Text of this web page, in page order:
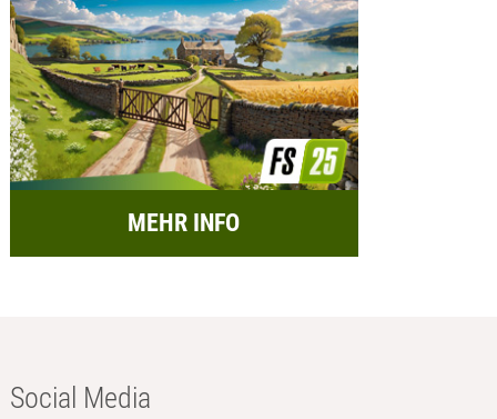
MEHR INFO
Social Media